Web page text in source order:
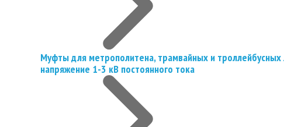
Муфты для метрополитена, трамвайных и троллейбусных
напряжение 1-3 кВ постоянного тока